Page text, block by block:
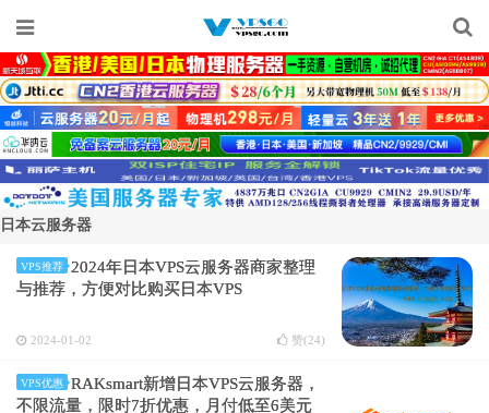
日本云服务器
VPS推荐
2024年日本VPS云服务器商家整理
与推荐，方便对比购买日本VPS
2024-01-02 赞(24)
VPS优惠
RAKsmart新增日本VPS云服务器，
不限流量，限时7折优惠，月付低至6美元